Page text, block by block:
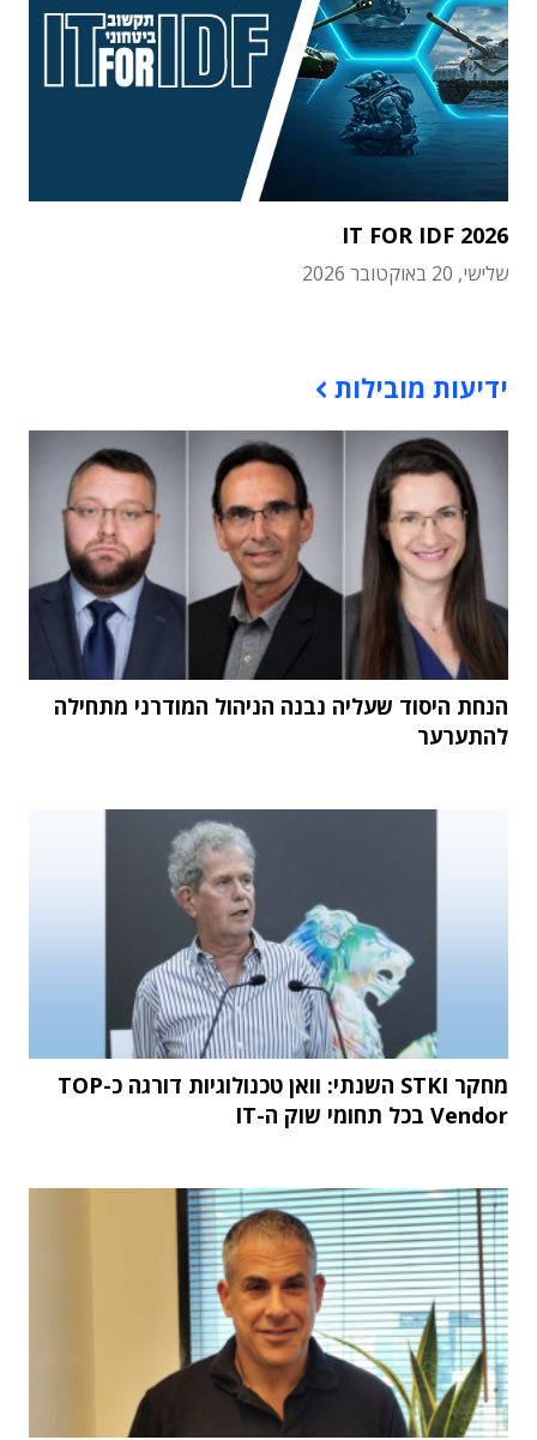
IT FOR IDF 2026
שלישי, 20 באוקטובר 2026
ידיעות מובילות
הנחת היסוד שעליה נבנה הניהול המודרני מתחילה
להתערער
מחקר STKI השנתי: וואן טכנולוגיות דורגה כ-TOP
Vendor בכל תחומי שוק ה-IT